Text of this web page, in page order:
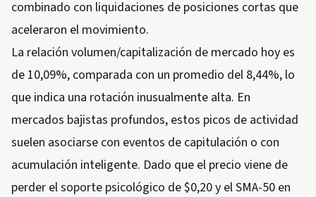
combinado con liquidaciones de posiciones cortas que
aceleraron el movimiento.
La relación volumen/capitalización de mercado hoy es
de 10,09%, comparada con un promedio del 8,44%, lo
que indica una rotación inusualmente alta. En
mercados bajistas profundos, estos picos de actividad
suelen asociarse con eventos de capitulación o con
acumulación inteligente. Dado que el precio viene de
perder el soporte psicológico de $0,20 y el SMA-50 en